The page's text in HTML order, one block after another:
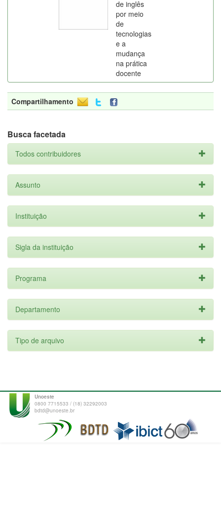
de inglês
por meio
de
tecnologias
e a
mudança
na prática
docente
Compartilhamento
Busca facetada
Todos contribuidores
Assunto
Instituição
Sigla da instituição
Programa
Departamento
Tipo de arquivo
Unoeste
0800 7715533 / (18) 32292003
bdtd@unoeste.br